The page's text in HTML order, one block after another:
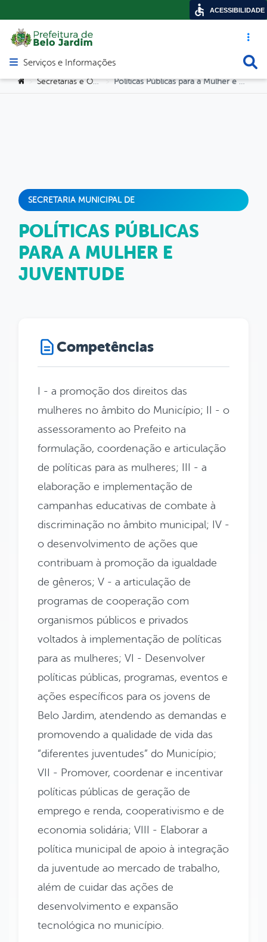
Acesso
Abrir menu principal de navegação
Serviços e Informações
Você está aqui:
> Secretarias e Orgãos > Políticas Públicas para a Mulher e Juventude
SECRETARIA MUNICIPAL DE
POLÍTICAS PÚBLICAS
PARA A MULHER E
JUVENTUDE
Competências
I - a promoção dos direitos das
mulheres no âmbito do Município; II - o
assessoramento ao Prefeito na
formulação, coordenação e articulação
de políticas para as mulheres; III - a
elaboração e implementação de
campanhas educativas de combate à
discriminação no âmbito municipal; IV -
o desenvolvimento de ações que
contribuam à promoção da igualdade
de gêneros; V - a articulação de
programas de cooperação com
organismos públicos e privados
voltados à implementação de políticas
para as mulheres; VI - Desenvolver
políticas públicas, programas, eventos e
ações específicos para os jovens de
Belo Jardim, atendendo as demandas e
promovendo a qualidade de vida das
“diferentes juventudes” do Município;
VII - Promover, coordenar e incentivar
políticas públicas de geração de
emprego e renda, cooperativismo e de
economia solidária; VIII - Elaborar a
política municipal de apoio à integração
da juventude ao mercado de trabalho,
além de cuidar das ações de
desenvolvimento e expansão
tecnológica no município.
ACESSIBILIDADE